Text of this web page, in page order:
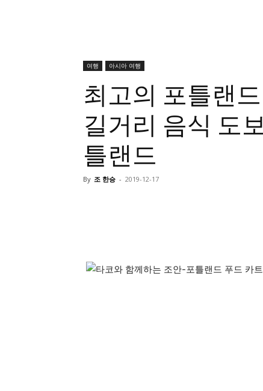
여행 아시아 여행
최고의 포틀랜
길거리 음식 도
틀랜드
By 조 한승 - 2019-12-17